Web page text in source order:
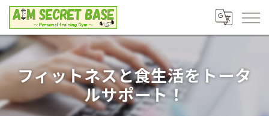
フィットネスと食生活をトータ
ルサポート！